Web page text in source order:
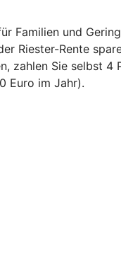
Familien und
Riester-Rente
zahlen Sie selbst
Euro im Jahr).